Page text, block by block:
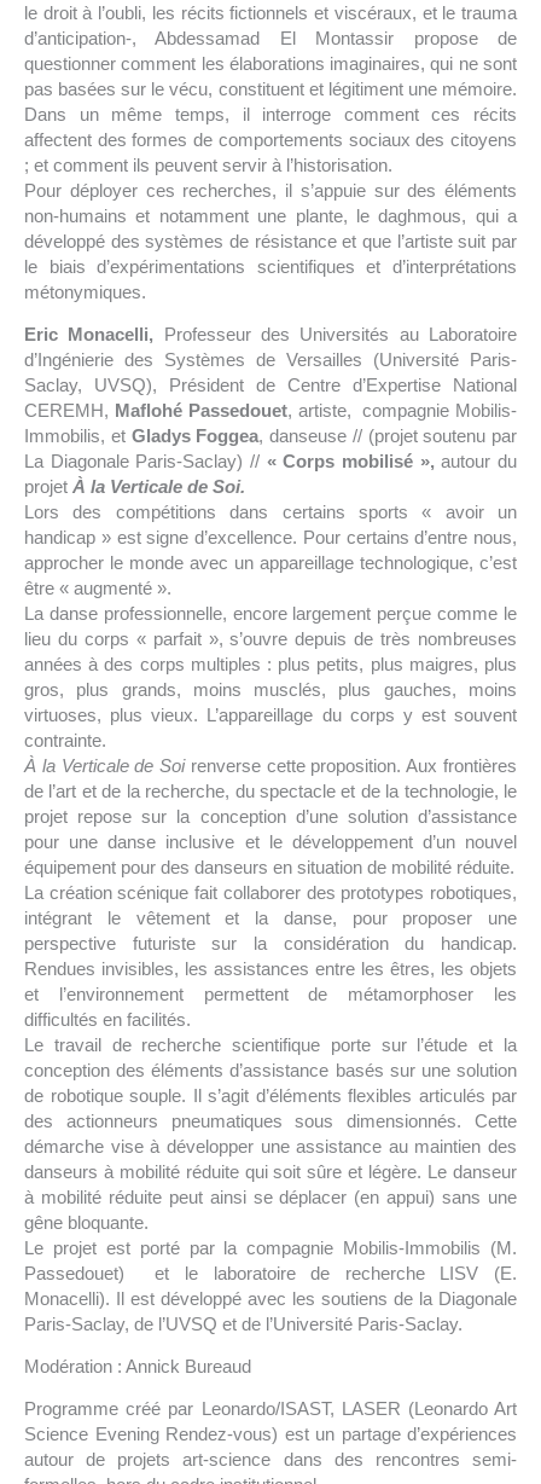
le droit à l’oubli, les récits fictionnels et viscéraux, et le trauma
d’anticipation-, Abdessamad El Montassir propose de
questionner comment les élaborations imaginaires, qui ne sont
pas basées sur le vécu, constituent et légitiment une mémoire.
Dans un même temps, il interroge comment ces récits
affectent des formes de comportements sociaux des citoyens
; et comment ils peuvent servir à l’historisation.
Pour déployer ces recherches, il s’appuie sur des éléments
non-humains et notamment une plante, le daghmous, qui a
développé des systèmes de résistance et que l’artiste suit par
le biais d’expérimentations scientifiques et d’interprétations
métonymiques.
Eric Monacelli, Professeur des Universités au Laboratoire
d’Ingénierie des Systèmes de Versailles (Université Paris-
Saclay, UVSQ), Président de Centre d’Expertise National
CEREMH, Maflohé Passedouet, artiste, compagnie Mobilis-
Immobilis, et Gladys Foggea, danseuse // (projet soutenu par
La Diagonale Paris-Saclay) // « Corps mobilisé », autour du
projet À la Verticale de Soi.
Lors des compétitions dans certains sports « avoir un
handicap » est signe d’excellence. Pour certains d’entre nous,
approcher le monde avec un appareillage technologique, c’est
être « augmenté ».
La danse professionnelle, encore largement perçue comme le
lieu du corps « parfait », s’ouvre depuis de très nombreuses
années à des corps multiples : plus petits, plus maigres, plus
gros, plus grands, moins musclés, plus gauches, moins
virtuoses, plus vieux. L’appareillage du corps y est souvent
contrainte.
À la Verticale de Soirenverse cette proposition. Aux frontières
de l’art et de la recherche, du spectacle et de la technologie, le
projet repose sur la conception d’une solution d’assistance
pour une danse inclusive et le développement d’un nouvel
équipement pour des danseurs en situation de mobilité réduite.
La création scénique fait collaborer des prototypes robotiques,
intégrant le vêtement et la danse, pour proposer une
perspective futuriste sur la considération du handicap.
Rendues invisibles, les assistances entre les êtres, les objets
et l’environnement permettent de métamorphoser les
difficultés en facilités.
Le travail de recherche scientifique porte sur l’étude et la
conception des éléments d’assistance basés sur une solution
de robotique souple. Il s’agit d’éléments flexibles articulés par
des actionneurs pneumatiques sous dimensionnés. Cette
démarche vise à développer une assistance au maintien des
danseurs à mobilité réduite qui soit sûre et légère. Le danseur
à mobilité réduite peut ainsi se déplacer (en appui) sans une
gêne bloquante.
Le projet est porté par la compagnie Mobilis-Immobilis (M.
Passedouet) et le laboratoire de recherche LISV (E.
Monacelli). Il est développé avec les soutiens de la Diagonale
Paris-Saclay, de l’UVSQ et de l’Université Paris-Saclay.
Modération : Annick Bureaud
Programme créé par Leonardo/ISAST, LASER (Leonardo Art
Science Evening Rendez-vous) est un partage d’expériences
autour de projets art-science dans des rencontres semi-